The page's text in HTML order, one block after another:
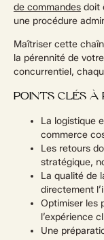
de commandes doit
une procédure
Maîtriser cette
la pérennité de
concurrentiel,
POINTS CLÉS À
La logistique
commerce
Les retours
stratégique,
La qualité de
directement
Optimiser les
l’expérience
Une